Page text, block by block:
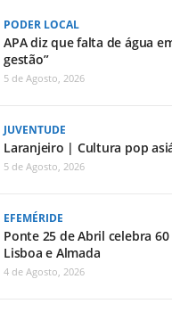
PODER LOCAL
APA diz que falta de água
gestão”
5 de Agosto, 2026
JUVENTUDE
Laranjeiro | Cultura pop
5 de Agosto, 2026
EFEMÉRIDE
Ponte 25 de Abril celebra
Lisboa e Almada
4 de Agosto, 2026